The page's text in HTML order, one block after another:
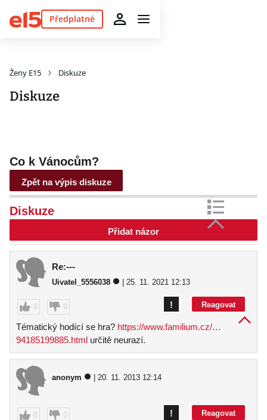
Předplatné
Ženy E15 Diskuze
Diskuze
Co k Vánocům?
Zpět na výpis diskuze
Diskuze
Přidat názor
Re:---
Uivatel_5556038 | 25. 11. 2021 12:13
0 0 Reagovat
!
Tématický hodící se hra? https://www.familium.cz/…
94185199885.html určitě neurazí.
anonym | 20. 11. 2013 12:14
0 0 Reagovat
!